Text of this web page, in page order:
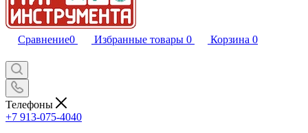
Сравнение0 Избранные товары 0 Корзина 0
Телефоны
+7 913-075-4040